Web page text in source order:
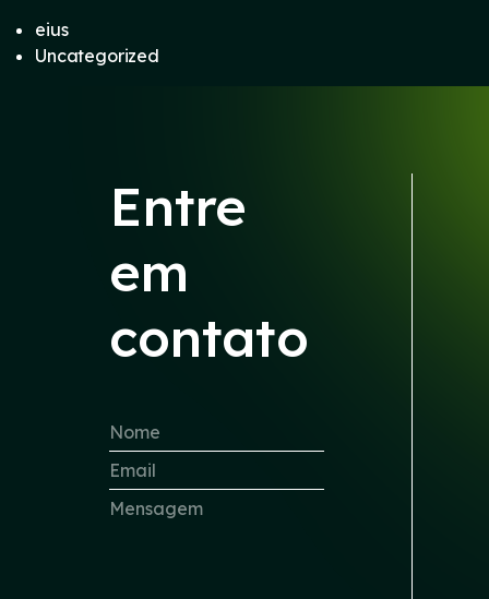
eius
Uncategorized
Entre
em
contato